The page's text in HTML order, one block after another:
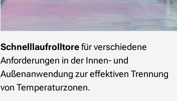
Schnelllaufrolltorefür verschiedene
Anforderungen in der Innen- und
Außenanwendung zur effektiven Trennung
von Temperaturzonen.